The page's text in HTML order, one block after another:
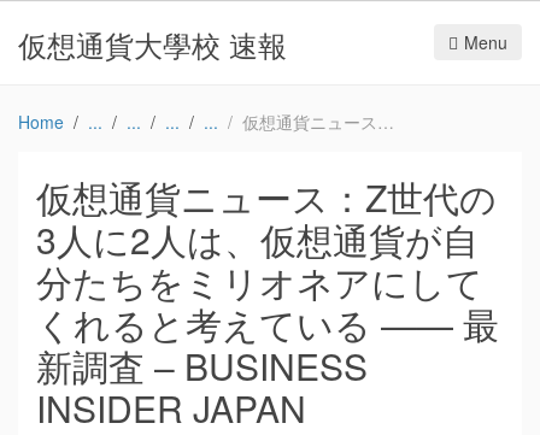
仮想通貨大學校 速報 Menu
Home 仮想通貨ニュース：Z世代の3人に2人は、仮想通貨が自分たちをミリオネアにしてくれると考えている —— 最新調査 – BUSINESS INSIDER JAPAN
仮想通貨ニュース：Z世代の
3人に2人は、仮想通貨が自
分たちをミリオネアにして
くれると考えている —— 最
新調査 – BUSINESS
INSIDER JAPAN